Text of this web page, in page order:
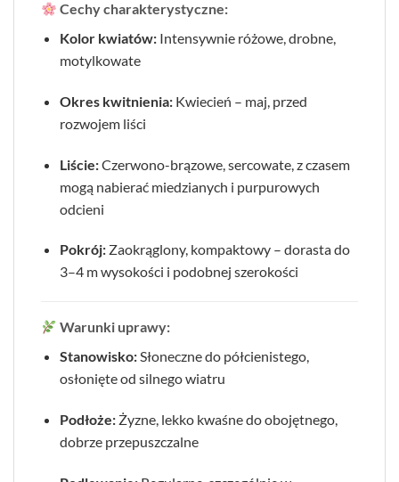
Cechy charakterystyczne:
Kolor kwiatów:Intensywnie różowe, drobne,
motylkowate
Okres kwitnienia:Kwiecień – maj, przed
rozwojem liści
Liście:Czerwono-brązowe, sercowate, z czasem
mogą nabierać miedzianych i purpurowych
odcieni
Pokrój:Zaokrąglony, kompaktowy – dorasta do
3–4 m wysokości i podobnej szerokości
Warunki uprawy:
Stanowisko:Słoneczne do półcienistego,
osłonięte od silnego wiatru
Podłoże:Żyzne, lekko kwaśne do obojętnego,
dobrze przepuszczalne